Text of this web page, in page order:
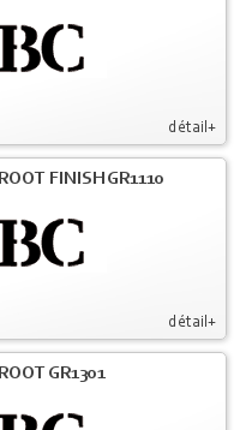
détail+
détail+
FINISH GR1110
GR1301